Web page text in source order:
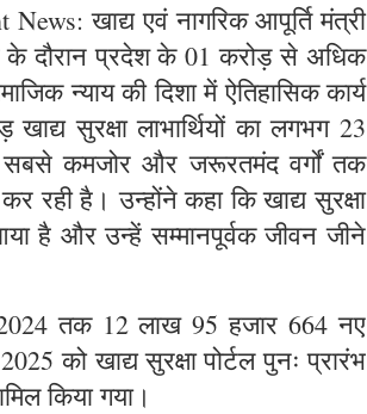
खाद्य एवं नागरिक आपूर्ति मंत्री
के दौरान प्रदेश के 01 करोड़ से अधिक
न्याय की दिशा में ऐतिहासिक कार्य
सुरक्षा लाभार्थियों का लगभग 23
कमजोर और जरूरतमंद वर्गों तक
रही है। उन्होंने कहा कि खाद्य सुरक्षा
है और उन्हें सम्मानपूर्वक जीवन जीने
तक 12 लाख 95 हजार 664 नए
को खाद्य सुरक्षा पोर्टल पुनः प्रारंभ
किया गया।